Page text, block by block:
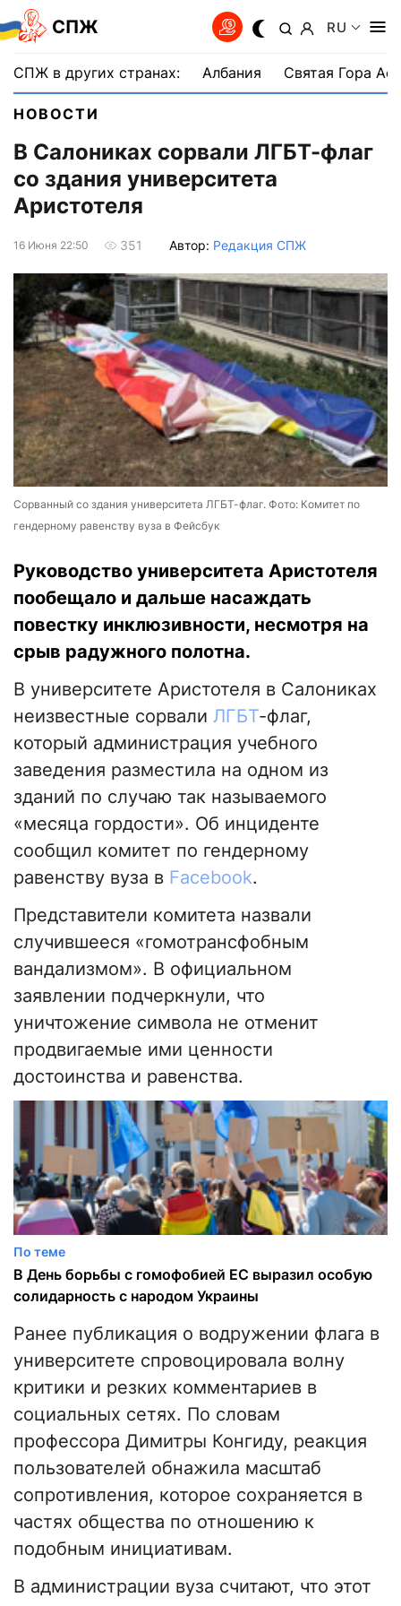
СПЖ RU
СПЖ в других странах: Албания Святая Гора
НОВОСТИ
В Салониках сорвали ЛГБТ-флаг
со здания университета
Аристотеля
16 Июня 22:50 351 Автор: Редакция СПЖ
Сорванный со здания университета ЛГБТ-флаг. Фото: Комитет по
гендерному равенству вуза в Фейсбук
Руководство университета Аристотеля
пообещало и дальше насаждать
повестку инклюзивности, несмотря на
срыв радужного полотна.
В университете Аристотеля в Салониках
неизвестные сорвали ЛГБТ-флаг,
который администрация учебного
заведения разместила на одном из
зданий по случаю так называемого
«месяца гордости». Об инциденте
сообщил комитет по гендерному
равенству вуза в Facebook.
Представители комитета назвали
случившееся «гомотрансфобным
вандализмом». В официальном
заявлении подчеркнули, что
уничтожение символа не отменит
продвигаемые ими ценности
достоинства и равенства.
По теме
В День борьбы с гомофобией ЕС выразил особую
солидарность с народом Украины
Ранее публикация о водружении флага в
университете спровоцировала волну
критики и резких комментариев в
социальных сетях. По словам
профессора Димитры Конгиду, реакция
пользователей обнажила масштаб
сопротивления, которое сохраняется в
частях общества по отношению к
подобным инициативам.
В администрации вуза считают, что этот